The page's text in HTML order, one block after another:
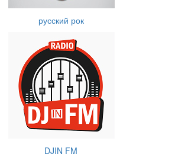
русский рок
DJIN FM